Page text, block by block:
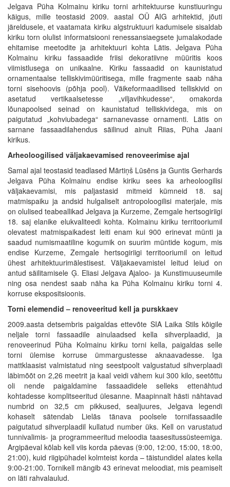
Jelgava Püha Kolmainu kiriku torni arhitektuurse kunstiuuringu
käigus, mille teostasid 2009. aastal OÜ AIG arhitektid, jõuti
järeldusele, et vaatamata kiriku algstruktuuri kadumisele sisaldab
kiriku torn olulist informatsiooni renessansiaegsete jumalakodade
ehitamise meetodite ja arhitektuuri kohta Lätis. Jelgava Püha
Kolmainu kiriku fassaadide friisi dekoratiivne müüritis koos
viimistlusega on unikaalne. Kiriku fassaadid on kaunistatud
ornamentaalse telliskivimüüritisega, mille fragmente saab näha
torni sisehoovis (põhja pool). Väikeformaadilised telliskivid on
asetatud vertikaalsetesse „viljavihkudesse“, omakorda
lõunapoolsed seinad on kaunistatud telliskividega, mis on
paigutatud „kohviubadega“ sarnanevasse ornamenti. Lätis on
sarnane fassaadilahendus säilinud ainult Riias, Püha Jaani
kirikus.
Arheoloogilised väljakaevamised renoveerimise ajal
Samal ajal teostasid teadlased Mārtiņš Lūsēns ja Guntis Gerhards
Jelgava Püha Kolmainu endise kiriku sees ka arheoloogilisi
väljakaevamisi, mis paljastasid mitmeid kümneid 18. saj
matmispaiku ja andsid hulgaliselt antropoloogilisi materjale, mis
on olulised teabeallikad Jelgava ja Kurzeme, Zemgale hertsogiriigi
18. saj elanike elukvaliteedi kohta. Kolmainu kiriku territooriumil
olevatest matmispaikadest leiti enam kui 900 erinevat münti ja
saadud numismaatiline kogumik on suurim müntide kogum, mis
endise Kurzeme, Zemgale hertsogiriigi territooriumil on leitud
ühest arhitektuurimälestisest. Väljakaevamistel leitud leiud on
antud säilitamisele Ģ. Eliasi Jelgava Ajaloo- ja Kunstimuuseumile
ning osa nendest saab näha ka Püha Kolmainu kiriku torni 4.
korruse ekspositsioonis.
Torni elemendid – renoveeritud kell ja purskkaev
2009.aasta detsembris paigaldas ettevõte SIA Laika Stils kõigile
neljale torni fassaadile ainulaadsed kella sihverplaadid, ja
renoveerinud Püha Kolmainu kiriku torni kella, paigaldas selle
torni ülemise korruse ümmargustesse aknaavadesse. Iga
mattklaasist valmistatud ning seestpoolt valgustatud sihverplaadi
läbimõõt on 2,26 meetrit ja kaal veidi vähem kui 300 kilo, seetõttu
oli nende paigaldamine fassaadidele selleks ettenähtud
kohtadesse komplitseeritud ülesanne. Maapinnalt hästi nähtavad
numbrid on 32,5 cm pikkused, sealjuures, Jelgava legendi
kohaselt sätendab Lielās tänava poolsele tornifassaadile
paigutatud sihverplaadil kullatud number üks. Kell on varustatud
tunnivalimis- ja programmeeritud meloodia taasesitussüsteemiga.
Argipäeval kõlab kell viis korda päevas (9:00, 12:00, 15:00, 18:00,
21:00), kuid riigipühadel kolmteist korda – täistundidel alates kella
9:00-21:00. Tornikell mängib 43 erinevat meloodiat, mis peamiselt
on läti rahvalaulud.